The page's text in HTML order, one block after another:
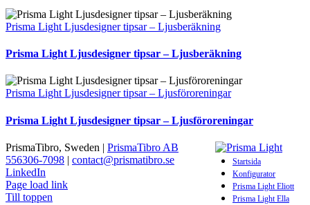
Prisma Light Ljusdesigner tipsar – Ljusberäkning
Prisma Light Ljusdesigner tipsar – Ljusberäkning
Prisma Light Ljusdesigner tipsar – Ljusföroreningar
Prisma Light Ljusdesigner tipsar – Ljusföroreningar
Startsida
Konfigurator
Prisma Light Eliott
Prisma Light Ella
PrismaTibro, Sweden | PrismaTibro AB
556306-7098 | contact@prismatibro.se
LinkedIn
Page load link
Till toppen